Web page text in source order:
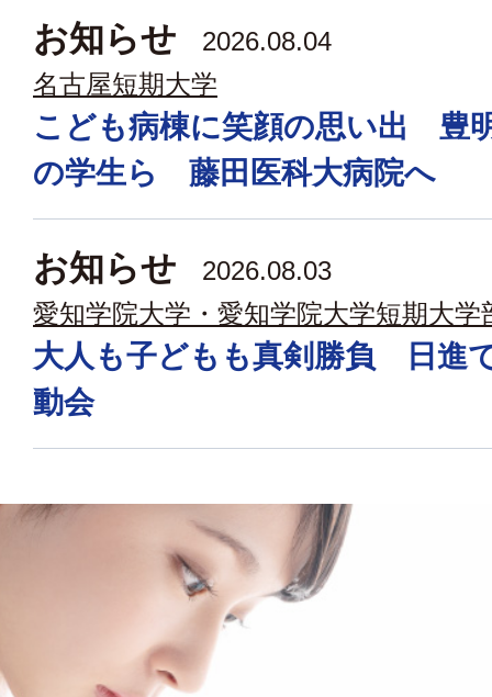
お知らせ
2026.08.04
名古屋短期大学
こども病棟に笑顔の思い出 豊
の学生ら 藤田医科大病院へ
お知らせ
2026.08.03
愛知学院大学・愛知学院大学短期大学
大人も子どもも真剣勝負 日進
動会